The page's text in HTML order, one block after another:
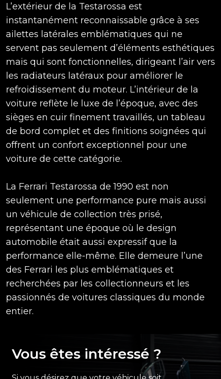
L’extérieur de la Testarossa est
instantanément reconnaissable grâce à ses
ailettes latérales emblématiques qui ne
servent pas seulement d’éléments esthétiques
mais qui sont fonctionnelles, dirigeant l’air vers
les radiateurs latéraux pour améliorer le
refroidissement du moteur. L’intérieur de la
voiture reflète le luxe de l’époque, avec des
sièges en cuir finement travaillés, un tableau
de bord complet et des finitions soignées qui
offrent un confort exceptionnel pour une
voiture de cette catégorie.
La Ferrari Testarossa de 1990 est non
seulement une performance pure mais aussi
un véhicule de collection très prisé,
représentant une époque où le design
automobile était aussi expressif que la
performance elle-même. Elle demeure l’une
des Ferrari les plus emblématiques et
recherchées par les collectionneurs et les
passionnés de voitures classiques du monde
entier.
Vous êtes intéressé ?